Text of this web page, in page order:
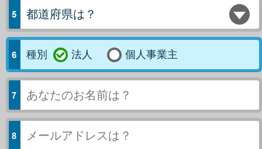
都道府県は？
種別 法人 個人事業主